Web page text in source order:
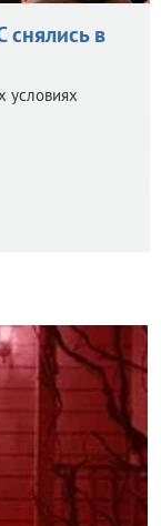
снялись в
условиях